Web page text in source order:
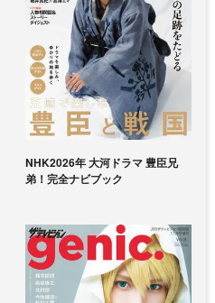
NHK2026年 大河ドラマ 豊臣兄
弟！完全ナビブック